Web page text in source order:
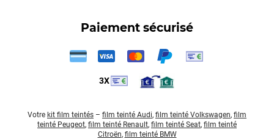
Paiement sécurisé
3X
Votre kit film teintés – film teinté Audi, film teinté Volkswagen, film
teinté Peugeot, film teinté Renault, film teinté Seat, film teinté
Citroën, film teinté BMW